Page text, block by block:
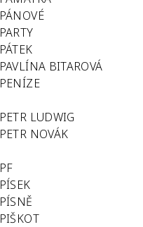
PÁNOVÉ
PARTY
PÁTEK
PAVLÍNA BITAROVÁ
PENÍZE
PETR LUDWIG
PETR NOVÁK
PF
PÍSEK
PÍSNĚ
PIŠKOT